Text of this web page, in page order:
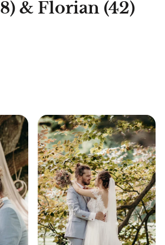
& Florian (42)